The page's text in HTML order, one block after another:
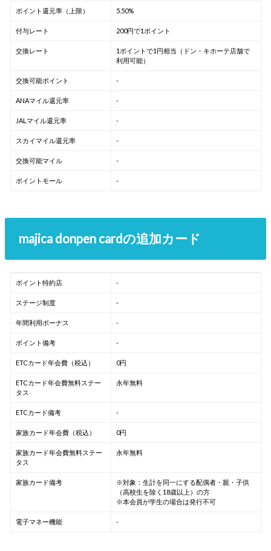
ポイント還元率（上限） 5.50%
付与レート 200円で1ポイント
交換レート
1ポイントで1円相当（ドン・キホーテ店舗で
利用可能）
交換可能ポイント -
ANAマイル還元率 -
JALマイル還元率 -
スカイマイル還元率 -
交換可能マイル -
ポイントモール -
majica donpen cardの追加カード
ポイント特約店 -
ステージ制度 -
年間利用ボーナス -
ポイント備考 -
ETCカード年会費（税込） 0円
ETCカード年会費無料ステー
タス
永年無料
ETCカード備考 -
家族カード年会費（税込） 0円
家族カード年会費無料ステー
タス
永年無料
家族カード備考
※対象：生計を同一にする配偶者・親・子供
（高校生を除く18歳以上）の方
※本会員が学生の場合は発行不可
電子マネー機能 -